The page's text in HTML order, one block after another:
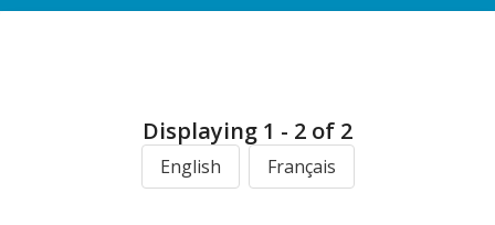
Displaying 1 - 2 of 2
English Français